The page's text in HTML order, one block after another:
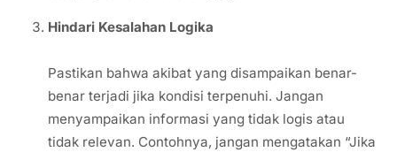
Hindari Kesalahan Logika
Pastikan bahwa akibat yang disampaikan benar-
benar terjadi jika kondisi terpenuhi. Jangan
menyampaikan informasi yang tidak logis atau
tidak relevan. Contohnya, jangan mengatakan “Jika